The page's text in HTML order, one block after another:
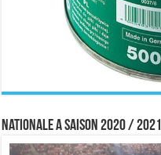
Nationale A saison 2020 / 2021